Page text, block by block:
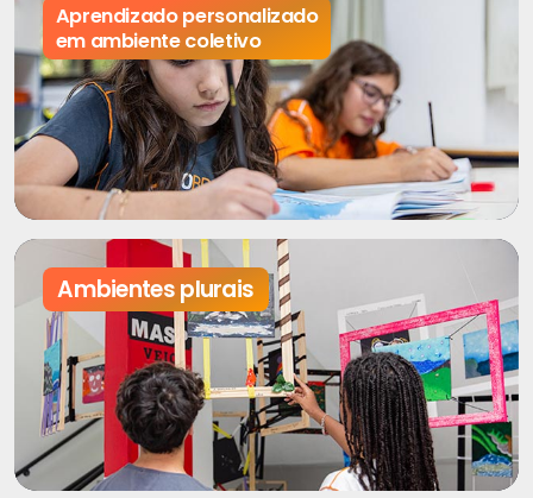
Aprendizado personalizado
em ambiente coletivo
Ambientes plurais